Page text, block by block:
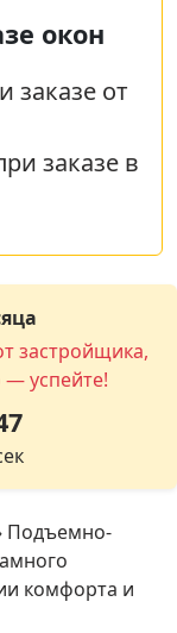
окон
заказе от
заказе в
застройщика,
— успейте!
Подъемно-
комфорта и